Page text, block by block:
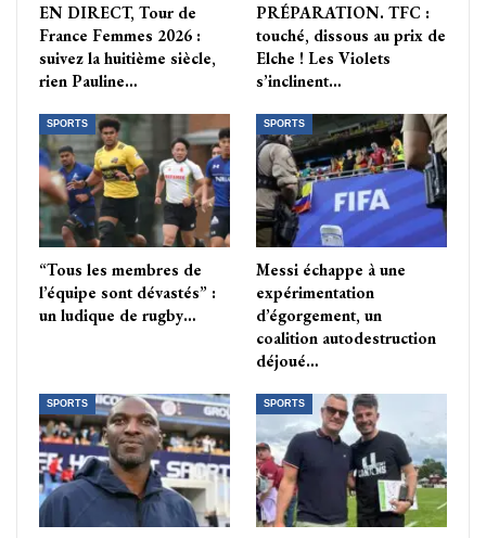
EN DIRECT, Tour de
France Femmes 2026 :
suivez la huitième siècle,
rien Pauline…
PRÉPARATION. TFC :
touché, dissous au prix de
Elche ! Les Violets
s’inclinent…
SPORTS
“Tous les membres de
l’équipe sont dévastés” :
un ludique de rugby…
SPORTS
Messi échappe à une
expérimentation
d’égorgement, un
coalition autodestruction
déjoué…
SPORTS SPORTS